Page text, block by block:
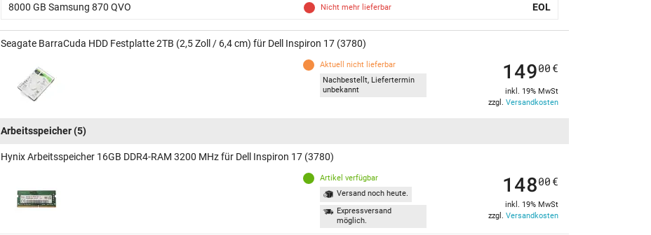
8000 GB Samsung 870 QVO Nicht mehr lieferbar EOL
Seagate BarraCuda HDD Festplatte 2TB (2,5 Zoll / 6,4 cm) für Dell Inspiron 17 (3780)
Aktuell nicht lieferbar
Nachbestellt, Liefertermin
unbekannt
14900 €
inkl. 19% MwSt
zzgl. Versandkosten
Arbeitsspeicher(5)
Hynix Arbeitsspeicher 16GB DDR4-RAM 3200 MHz für Dell Inspiron 17 (3780)
Artikel verfügbar
Versand noch heute.
Expressversand
möglich.
14800 €
inkl. 19% MwSt
zzgl. Versandkosten